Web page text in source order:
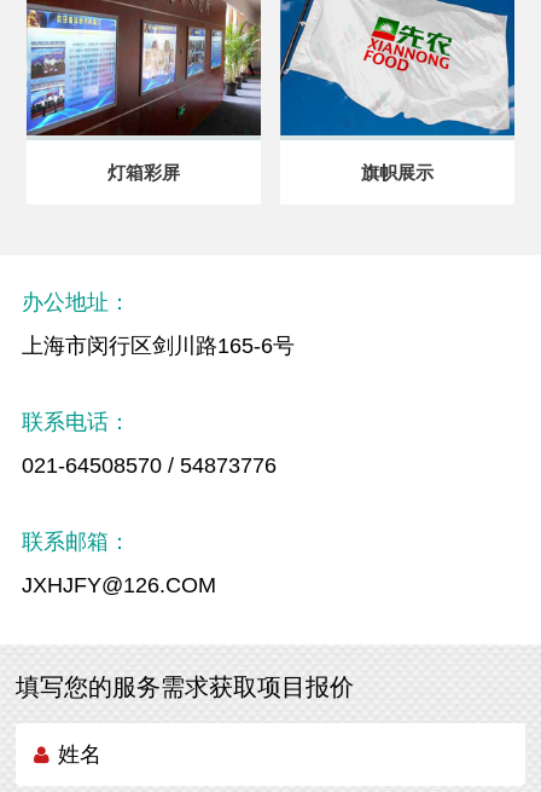
灯箱彩屏 旗帜展示
办公地址：
上海市闵行区剑川路165-6号
联系电话：
021-64508570 / 54873776
联系邮箱：
JXHJFY@126.COM
填写您的服务需求获取项目报价
姓名